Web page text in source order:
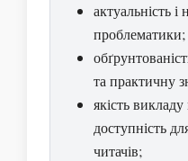
актуальність і
проблематики;
та практичну
якість викладу
доступність
читачів;